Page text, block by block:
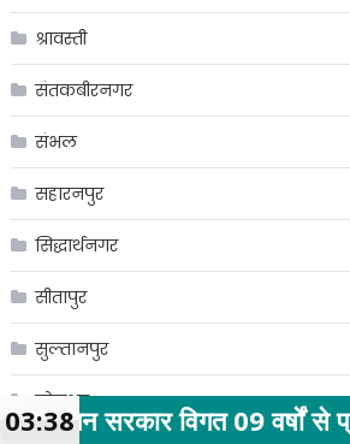
श्रावस्ती
संतकबीरनगर
संभल
सहारनपुर
सिद्धार्थनगर
सीतापुर
सुल्तानपुर
सोनभद्र
विगत 09 वर्षों से प्रदेश के
03:38